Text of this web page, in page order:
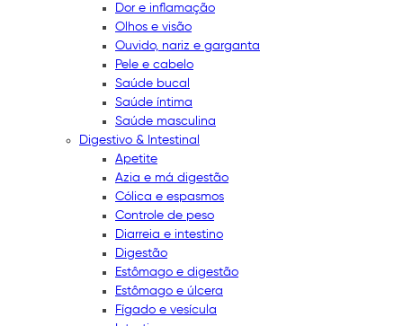
Dor e inflamação
Olhos e visão
Ouvido, nariz e garganta
Pele e cabelo
Saúde bucal
Saúde íntima
Saúde masculina
Digestivo & Intestinal
Apetite
Azia e má digestão
Cólica e espasmos
Controle de peso
Diarreia e intestino
Digestão
Estômago e digestão
Estômago e úlcera
Fígado e vesícula